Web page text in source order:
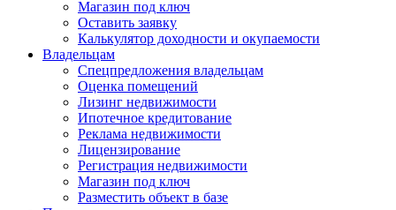
Магазин под ключ
Оставить заявку
Калькулятор доходности и окупаемости
Владельцам
Спецпредложения владельцам
Оценка помещений
Лизинг недвижимости
Ипотечное кредитование
Реклама недвижимости
Лицензирование
Регистрация недвижимости
Магазин под ключ
Разместить объект в базе